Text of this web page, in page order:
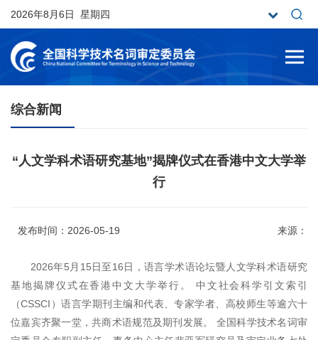
2026年8月6日 星期四
综合新闻
“人文学科术语研究基地”揭牌仪式在香港中文大学举
行
发布时间：2026-05-19 来源：
2026年5月15日至16日，语言学术语论坛暨人文学科术语研究
基地揭牌仪式在香港中文大学举行。 中文社会科学引文索引
（CSSCI）语言学期刊主编和代表、专家学者、高校师生等逾六十
位嘉宾齐聚一堂，共商术语规范及期刊发展。 全国科学技术名词审